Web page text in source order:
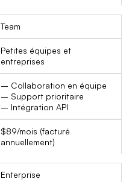
Team
Petites équipes et
entreprises
– Collaboration en équipe
– Support prioritaire
– Intégration API
$89/mois (facturé
annuellement)
Enterprise